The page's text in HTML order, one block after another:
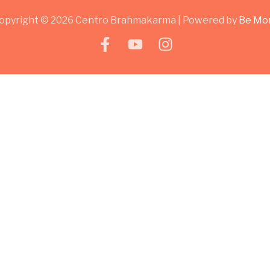
© 2026 Centro Brahmakarma | Powered by Be